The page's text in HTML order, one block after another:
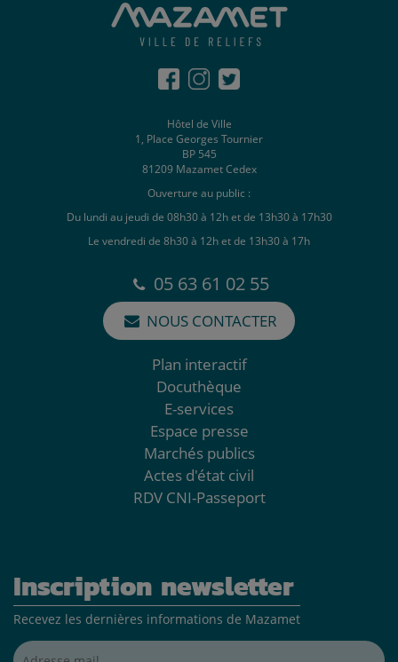
Hôtel de Ville
1, Place Georges Tournier
BP 545
81209 Mazamet Cedex
Ouverture au public :
Du lundi au jeudi de 08h30 à 12h et de 13h30 à 17h30
Le vendredi de 8h30 à 12h et de 13h30 à 17h
05 63 61 02 55
NOUS CONTACTER
Plan interactif
Docuthèque
E-services
Espace presse
Marchés publics
Actes d'état civil
RDV CNI-Passeport
Inscription newsletter
Recevez les dernières informations de Mazamet
Adresse mail*